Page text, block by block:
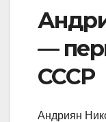
—
СССР
Андриян